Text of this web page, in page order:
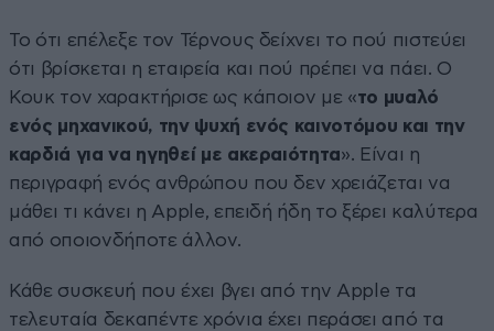
Το ότι επέλεξε τον Τέρνους δείχνει το πού πιστεύει
ότι βρίσκεται η εταιρεία και πού πρέπει να πάει. Ο
Κουκ τον χαρακτήρισε ως κάποιον με «το μυαλό
ενός μηχανικού, την ψυχή ενός καινοτόμου και την
καρδιά για να ηγηθεί με ακεραιότητα». Είναι η
περιγραφή ενός ανθρώπου που δεν χρειάζεται να
μάθει τι κάνει η Apple, επειδή ήδη το ξέρει καλύτερα
από οποιονδήποτε άλλον.
Κάθε συσκευή που έχει βγει από την Apple τα
τελευταία δεκαπέντε χρόνια έχει περάσει από τα